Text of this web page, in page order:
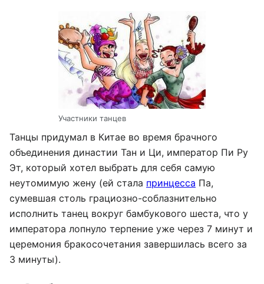
Участники танцев
Танцы придумал в Китае во время брачного
объединения династии Тан и Ци, император Пи Ру
Эт, который хотел выбрать для себя самую
неутомимую жену (ей стала принцесса Па,
сумевшая столь грациозно-соблазнительно
исполнить танец вокруг бамбукового шеста, что у
императора лопнуло терпение уже через 7 минут и
церемония бракосочетания завершилась всего за
3 минуты).